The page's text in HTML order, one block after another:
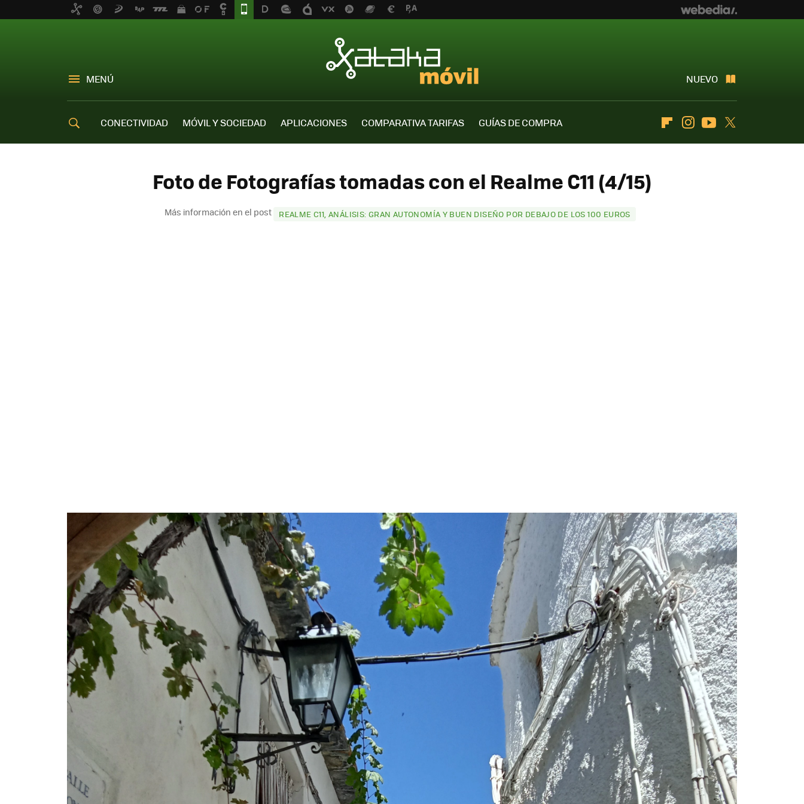
MENÚ NUEVO
CONECTIVIDAD MÓVIL Y SOCIEDAD APLICACIONES COMPARATIVA TARIFAS
GUÍAS DE COMPRA
FlipboardInstagramYoutube
Foto de Fotografías tomadas con el Realme C11 (4/15)
Más información en el post REALME C11, ANÁLISIS: GRAN AUTONOMÍA Y BUEN DISEÑO POR DEBAJO DE LOS 100 EUROS